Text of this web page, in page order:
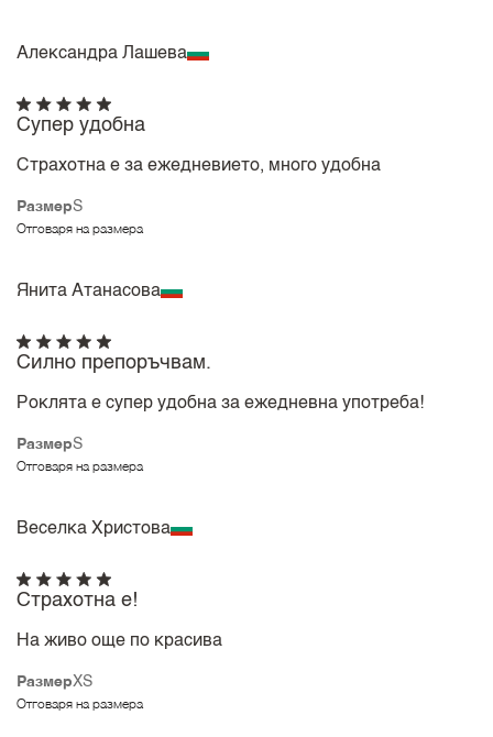
Александра Лашева
РазмерS
Отговаря на размера
Супер удобна
Страхотна е за ежедневието, много удобна
Янита Атанасова
РазмерS
Отговаря на размера
Силно препоръчвам.
Роклята е супер удобна за ежедневна употреба!
Веселка Христова
РазмерXS
Отговаря на размера
Страхотна е!
На живо още по красива